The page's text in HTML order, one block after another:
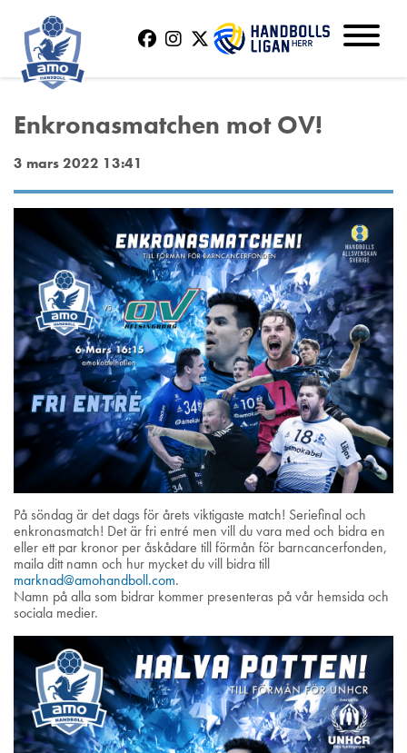
Enkronasmatchen mot OV!
3 mars 2022 13:41
På söndag är det dags för årets viktigaste match! Seriefinal och
enkronasmatch! Det är fri entré men vill du vara med och bidra en
eller ett par kronor per åskådare till förmån för barncancerfonden,
maila ditt namn och hur mycket du vill bidra till
marknad@amohandboll.com.
Namn på alla som bidrar kommer presenteras på vår hemsida och
sociala medier.